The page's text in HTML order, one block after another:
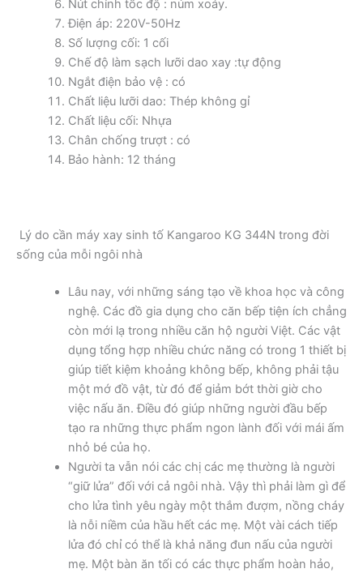
Nút chỉnh tốc độ : núm xoáy.
Điện áp: 220V-50Hz
Số lượng cối: 1 cối
Chế độ làm sạch lưỡi dao xay :tự động
Ngắt điện bảo vệ : có
Chất liệu lưỡi dao: Thép không gỉ
Chất liệu cối: Nhựa
Chân chống trượt : có
Bảo hành: 12 tháng
Lý do cần máy xay sinh tố Kangaroo KG 344N trong đời
sống của mỗi ngôi nhà
Lâu nay, với những sáng tạo về khoa học và công
nghệ. Các đồ gia dụng cho căn bếp tiện ích chẳng
còn mới lạ trong nhiều căn hộ người Việt. Các vật
dụng tổng hợp nhiều chức năng có trong 1 thiết bị
giúp tiết kiệm khoảng không bếp, không phải tậu
một mớ đồ vật, từ đó để giảm bớt thời giờ cho
việc nấu ăn. Điều đó giúp những người đầu bếp
tạo ra những thực phẩm ngon lành đối với mái ấm
nhỏ bé của họ.
Người ta vẫn nói các chị các mẹ thường là người
“giữ lửa” đối với cả ngôi nhà. Vậy thì phải làm gì để
cho lửa tình yêu ngày một thắm đượm, nồng cháy
là nỗi niềm của hầu hết các mẹ. Một vài cách tiếp
lửa đó chỉ có thể là khả năng đun nấu của người
mẹ. Một bàn ăn tối có các thực phẩm hoàn hảo,